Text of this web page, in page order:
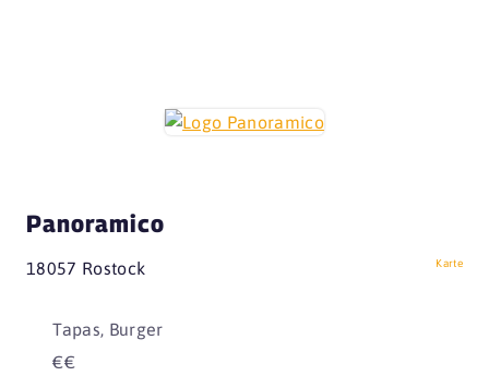
Panoramico
18057 Rostock Karte
Tapas, Burger
€€